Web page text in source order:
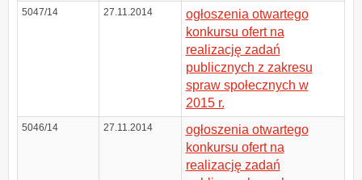
5047/14 27.11.2014
ogłoszenia otwartego
konkursu ofert na
realizację zadań
publicznych z zakresu
spraw społecznych w
2015 r.
5046/14 27.11.2014
ogłoszenia otwartego
konkursu ofert na
realizację zadań